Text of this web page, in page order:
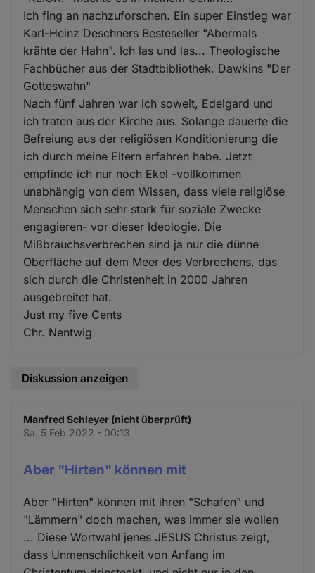
Ich fing an nachzuforschen. Ein super Einstieg war
Karl-Heinz Deschners Besteseller "Abermals
krähte der Hahn". Ich las und las... Theologische
Fachbücher aus der Stadtbibliothek. Dawkins "Der
Gotteswahn"
Nach fünf Jahren war ich soweit, Edelgard und
ich traten aus der Kirche aus. Solange dauerte die
Befreiung aus der religiösen Konditionierung die
ich durch meine Eltern erfahren habe. Jetzt
empfinde ich nur noch Ekel -vollkommen
unabhängig von dem Wissen, dass viele religiöse
Menschen sich sehr stark für soziale Zwecke
engagieren- vor dieser Ideologie. Die
Mißbrauchsverbrechen sind ja nur die dünne
Oberfläche auf dem Meer des Verbrechens, das
sich durch die Christenheit in 2000 Jahren
ausgebreitet hat.
Just my five Cents
Chr. Nentwig
Diskussion anzeigen
Manfred Schleyer (nicht überprüft)
Sa. 5 Feb 2022 - 00:13
Aber "Hirten" können mit
Aber "Hirten" können mit ihren "Schafen" und
"Lämmern" doch machen, was immer sie wollen
... Diese Wortwahl jenes JESUS Christus zeigt,
dass Unmenschlichkeit von Anfang im